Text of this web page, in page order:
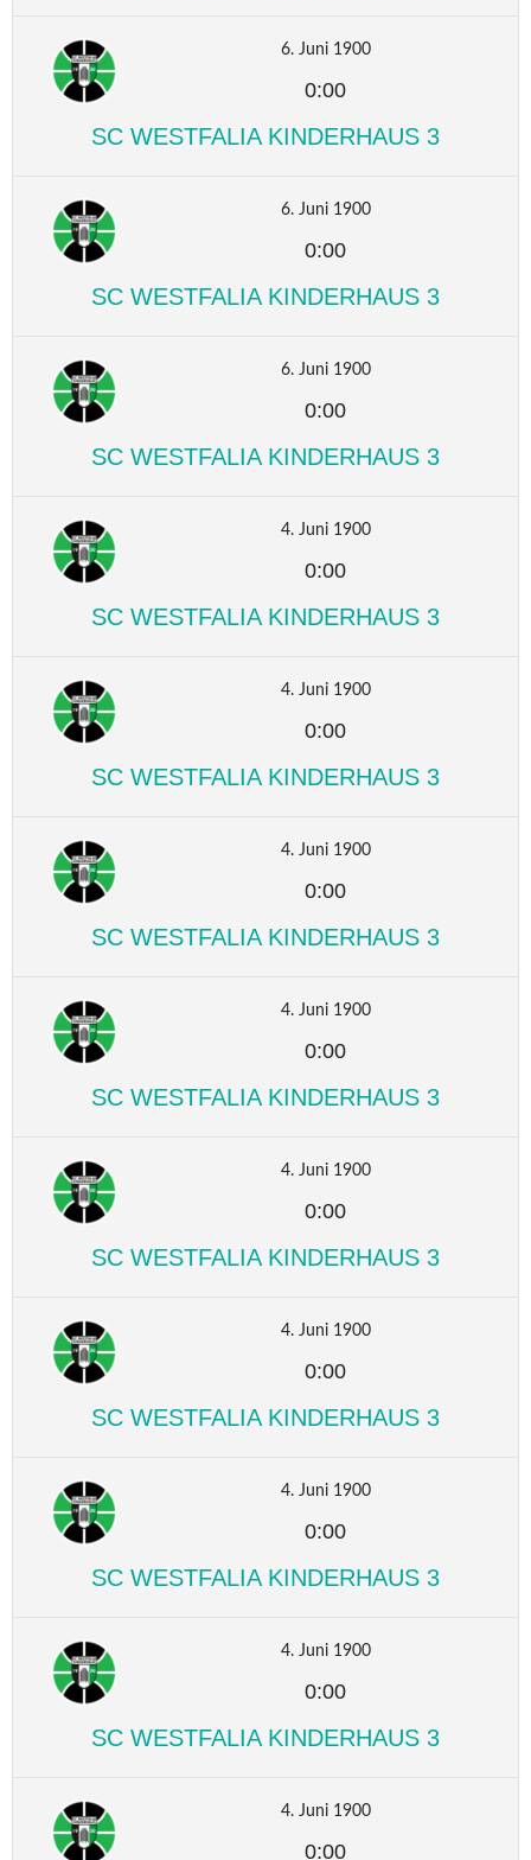
6. Juni 1900
0:00
SC WESTFALIA KINDERHAUS 3
6. Juni 1900
0:00
SC WESTFALIA KINDERHAUS 3
6. Juni 1900
0:00
SC WESTFALIA KINDERHAUS 3
4. Juni 1900
0:00
SC WESTFALIA KINDERHAUS 3
4. Juni 1900
0:00
SC WESTFALIA KINDERHAUS 3
4. Juni 1900
0:00
SC WESTFALIA KINDERHAUS 3
4. Juni 1900
0:00
SC WESTFALIA KINDERHAUS 3
4. Juni 1900
0:00
SC WESTFALIA KINDERHAUS 3
4. Juni 1900
0:00
SC WESTFALIA KINDERHAUS 3
4. Juni 1900
0:00
SC WESTFALIA KINDERHAUS 3
4. Juni 1900
0:00
SC WESTFALIA KINDERHAUS 3
4. Juni 1900
0:00